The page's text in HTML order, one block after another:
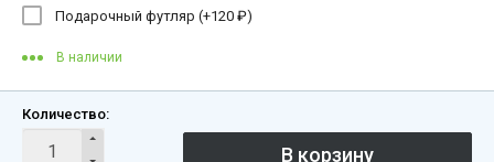
Подарочный футляр (+120 ₽)
В наличии
Количество: